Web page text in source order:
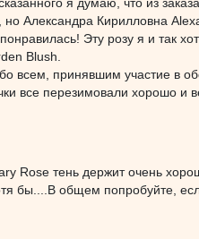
я думаю, что из
но Александра Кирилловна
Эту розу я и так
Blush.
всем, принявшим участие в
все перезимовали хорошо и
Rose тень держит очень
бы....В общем попробуйте,